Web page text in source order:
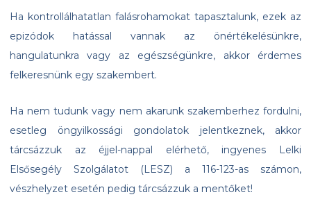
Ha kontrollálhatatlan falásrohamokat tapasztalunk, ezek az
epizódok hatással vannak az önértékelésünkre,
hangulatunkra vagy az egészségünkre, akkor érdemes
felkeresnünk egy szakembert.
Ha nem tudunk vagy nem akarunk szakemberhez fordulni,
esetleg öngyilkossági gondolatok jelentkeznek, akkor
tárcsázzuk az éjjel-nappal elérhető, ingyenes Lelki
Elsősegély Szolgálatot (LESZ) a 116-123-as számon,
vészhelyzet esetén pedig tárcsázzuk a mentőket!